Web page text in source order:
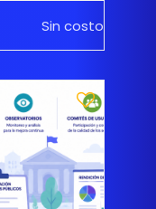
Sin costo